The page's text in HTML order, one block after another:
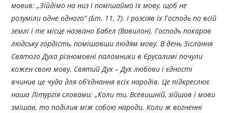
мовив: „Зійдімо на низ і помішаймо їх мову, щоб не
розуміли одне одного” (Бт. 11, 7). І розсіяв їх Господь по всій
землі і те місце названо Бабел (Вавилон). Господь покарав
людську гордість, помішавши людям мову. В день Зіслання
Святого Духа різномовні паломники в Єрусалимі почули
кожен свою мову. Святий Дух – Дух любови і єдності
вчинив це чудо для об’єднання всіх народів. Це підкреслює
наша Літургія словами: „Коли ти, Всевишній, зійшов і мови
змішав, то поділив між собою народи. Коли ж вогненні